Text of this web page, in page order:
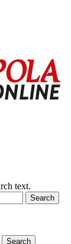
text.
Search